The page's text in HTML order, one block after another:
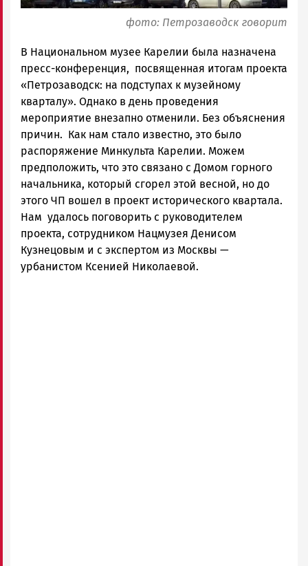
фото: Петрозаводск говорит
В Национальном музее Карелии была назначена
пресс-конференция, посвященная итогам проекта
«Петрозаводск: на подступах к музейному
кварталу». Однако в день проведения
мероприятие внезапно отменили. Без объяснения
причин. Как нам стало известно, это было
распоряжение Минкульта Карелии. Можем
предположить, что это связано с Домом горного
начальника, который сгорел этой весной, но до
этого ЧП вошел в проект исторического квартала.
Нам удалось поговорить с руководителем
проекта, сотрудником Нацмузея Денисом
Кузнецовым и с экспертом из Москвы —
урбанистом Ксенией Николаевой.